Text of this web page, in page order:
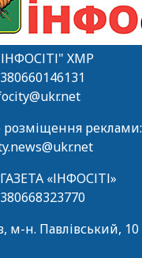
ХМР
реклами:
«ІНФОСІТІ»
м-н. Павлівський, 10